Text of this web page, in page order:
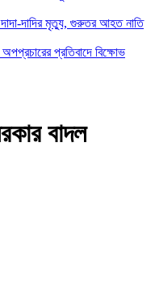
দাদির মৃত্যু, গুরুতর আহত নাতি
অপপ্রচারের প্রতিবাদে বিক্ষোভ
বাদল